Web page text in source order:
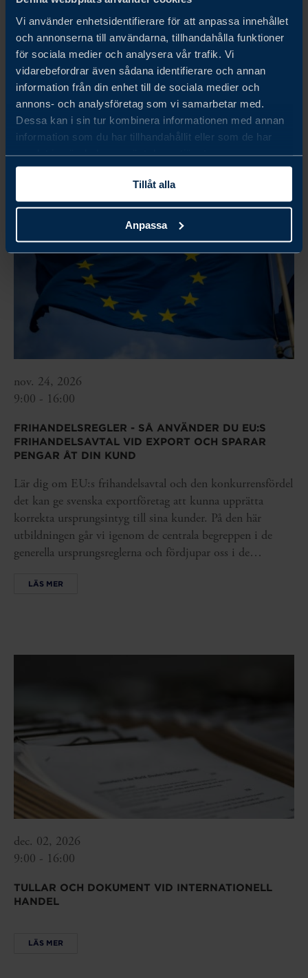
Vi använder enhetsidentifierare för att anpassa innehållet
och annonserna till användarna, tillhandahålla funktioner
för sociala medier och analysera vår trafik. Vi
vidarebefordrar även sådana identifierare och annan
information från din enhet till de sociala medier och
annons- och analysföretag som vi samarbetar med.
Dessa kan i sin tur kombinera informationen med annan
information som du har tillhandahållit eller som de har
samlat in när du har använt deras tjänster.
Tillåt alla
Anpassa
Kursen består av två ämnen som är viktiga att förstå i
relation till varandra. Rätt leveransvillkor fördelar ansvaret
för kostnader och risker under transporten. Rätt
betalningslösning minimerar risken för att inte få betalt.
Tillsammans kan leverans- och betalningsvillkor vara ett
kraftfullt säljverktyg men fel kombination kan ge stora
problem.
LÄS MER
nov. 24, 2026
9:00 - 16:00
FRIHANDELSREGLER - SÅ ANVÄNDER DU EU:S
FRIHANDELSAVTAL VID EXPORT OCH SPARAR
PENGAR ÅT DIN KUND
Lär dig om EU:s frihandelsavtal och den konkurrensfördel
det kan ge svenska exportföretag att kunna upprätta
korrekta ursprungsintyg till sina kunder. På den här
utbildningen går vi igenom de centrala begreppen i de
generella ursprungsreglerna och fördjupar oss i de
frihandelsavtalen på rätt sätt.
LÄS MER
dec. 02, 2026
9:00 - 16:00
TULLAR OCH DOKUMENT VID INTERNATIONELL
HANDEL
LÄS MER